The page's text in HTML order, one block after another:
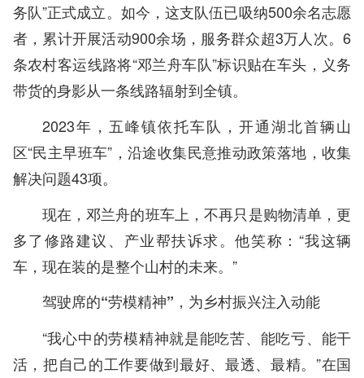
务队”正式成立。如今，这支队伍已吸纳500余名志愿
者，累计开展活动900余场，服务群众超3万人次。6
条农村客运线路将“邓兰舟车队”标识贴在车头，义务
带货的身影从一条线路辐射到全镇。
2023年，五峰镇依托车队，开通湖北首辆山
区“民主早班车”，沿途收集民意推动政策落地，收集
解决问题43项。
现在，邓兰舟的班车上，不再只是购物清单，更
多了修路建议、产业帮扶诉求。他笑称：“我这辆
车，现在装的是整个山村的未来。”
驾驶席的“劳模精神”，为乡村振兴注入动能
“我心中的劳模精神就是能吃苦、能吃亏、能干
活，把自己的工作要做到最好、最透、最精。”在国